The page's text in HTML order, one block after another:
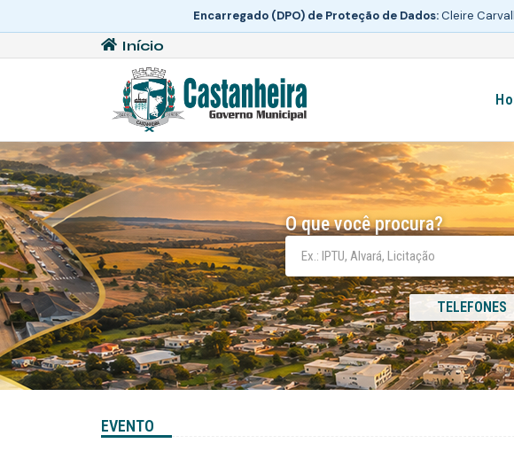
Encarregado (DPO) de Proteção de Dados:Cleire
Início
O que você procura?
TELEFONES
EVENTO